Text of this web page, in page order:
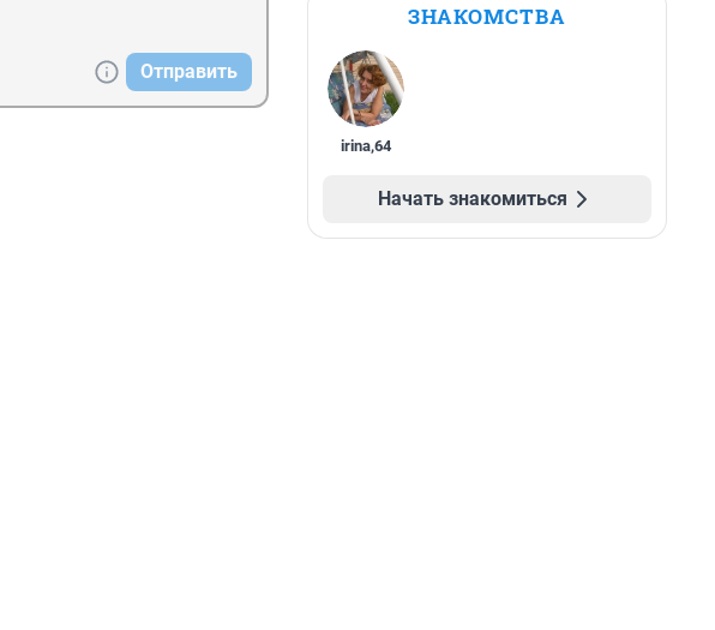
Отправить
ЗНАКОМСТВА
irina,64
Начать знакомиться